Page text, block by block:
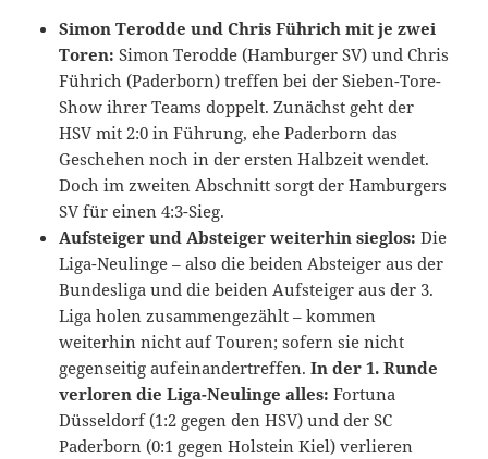
Simon Terodde und Chris Führich mit je zwei
Toren: Simon Terodde (Hamburger SV) und Chris
Führich (Paderborn) treffen bei der Sieben-Tore-
Show ihrer Teams doppelt. Zunächst geht der
HSV mit 2:0 in Führung, ehe Paderborn das
Geschehen noch in der ersten Halbzeit wendet.
Doch im zweiten Abschnitt sorgt der Hamburgers
SV für einen 4:3-Sieg.
Aufsteiger und Absteiger weiterhin sieglos:Die
Liga-Neulinge – also die beiden Absteiger aus der
Bundesliga und die beiden Aufsteiger aus der 3.
Liga holen zusammengezählt – kommen
weiterhin nicht auf Touren; sofern sie nicht
gegenseitig aufeinandertreffen.In der 1. Runde
verloren die Liga-Neulinge alles: Fortuna
Düsseldorf (1:2 gegen den HSV) und der SC
Paderborn (0:1 gegen Holstein Kiel) verlieren